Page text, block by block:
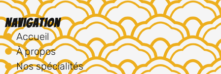
Navigation
Accueil
À propos
Nos spécialités